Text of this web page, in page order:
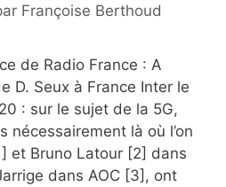
Françoise Berthoud
de Radio France : A
D. Seux à France Inter le
: sur le sujet de la 5G,
nécessairement là où l’on
et Bruno Latour [2] dans
dans AOC [3], ont